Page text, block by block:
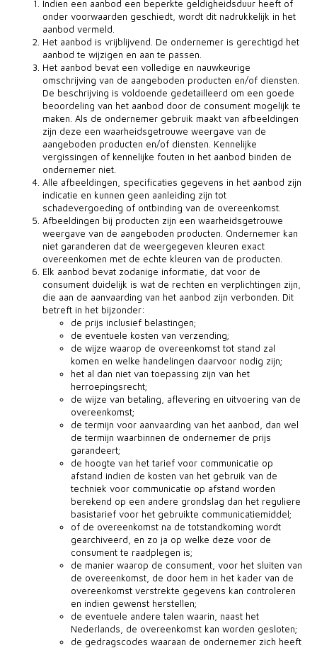
Indien een aanbod een beperkte geldigheidsduur heeft of
onder voorwaarden geschiedt, wordt dit nadrukkelijk in het
aanbod vermeld.
Het aanbod is vrijblijvend. De ondernemer is gerechtigd het
aanbod te wijzigen en aan te passen.
Het aanbod bevat een volledige en nauwkeurige
omschrijving van de aangeboden producten en/of diensten.
De beschrijving is voldoende gedetailleerd om een goede
beoordeling van het aanbod door de consument mogelijk te
maken. Als de ondernemer gebruik maakt van afbeeldingen
zijn deze een waarheidsgetrouwe weergave van de
aangeboden producten en/of diensten. Kennelijke
vergissingen of kennelijke fouten in het aanbod binden de
ondernemer niet.
Alle afbeeldingen, specificaties gegevens in het aanbod zijn
indicatie en kunnen geen aanleiding zijn tot
schadevergoeding of ontbinding van de overeenkomst.
Afbeeldingen bij producten zijn een waarheidsgetrouwe
weergave van de aangeboden producten. Ondernemer kan
niet garanderen dat de weergegeven kleuren exact
overeenkomen met de echte kleuren van de producten.
Elk aanbod bevat zodanige informatie, dat voor de
consument duidelijk is wat de rechten en verplichtingen zijn,
die aan de aanvaarding van het aanbod zijn verbonden. Dit
betreft in het bijzonder:
de prijs inclusief belastingen;
de eventuele kosten van verzending;
de wijze waarop de overeenkomst tot stand zal
komen en welke handelingen daarvoor nodig zijn;
het al dan niet van toepassing zijn van het
herroepingsrecht;
de wijze van betaling, aflevering en uitvoering van de
overeenkomst;
de termijn voor aanvaarding van het aanbod, dan wel
de termijn waarbinnen de ondernemer de prijs
garandeert;
de hoogte van het tarief voor communicatie op
afstand indien de kosten van het gebruik van de
techniek voor communicatie op afstand worden
berekend op een andere grondslag dan het reguliere
basistarief voor het gebruikte communicatiemiddel;
of de overeenkomst na de totstandkoming wordt
gearchiveerd, en zo ja op welke deze voor de
consument te raadplegen is;
de manier waarop de consument, voor het sluiten van
de overeenkomst, de door hem in het kader van de
overeenkomst verstrekte gegevens kan controleren
en indien gewenst herstellen;
de eventuele andere talen waarin, naast het
Nederlands, de overeenkomst kan worden gesloten;
de gedragscodes waaraan de ondernemer zich heeft